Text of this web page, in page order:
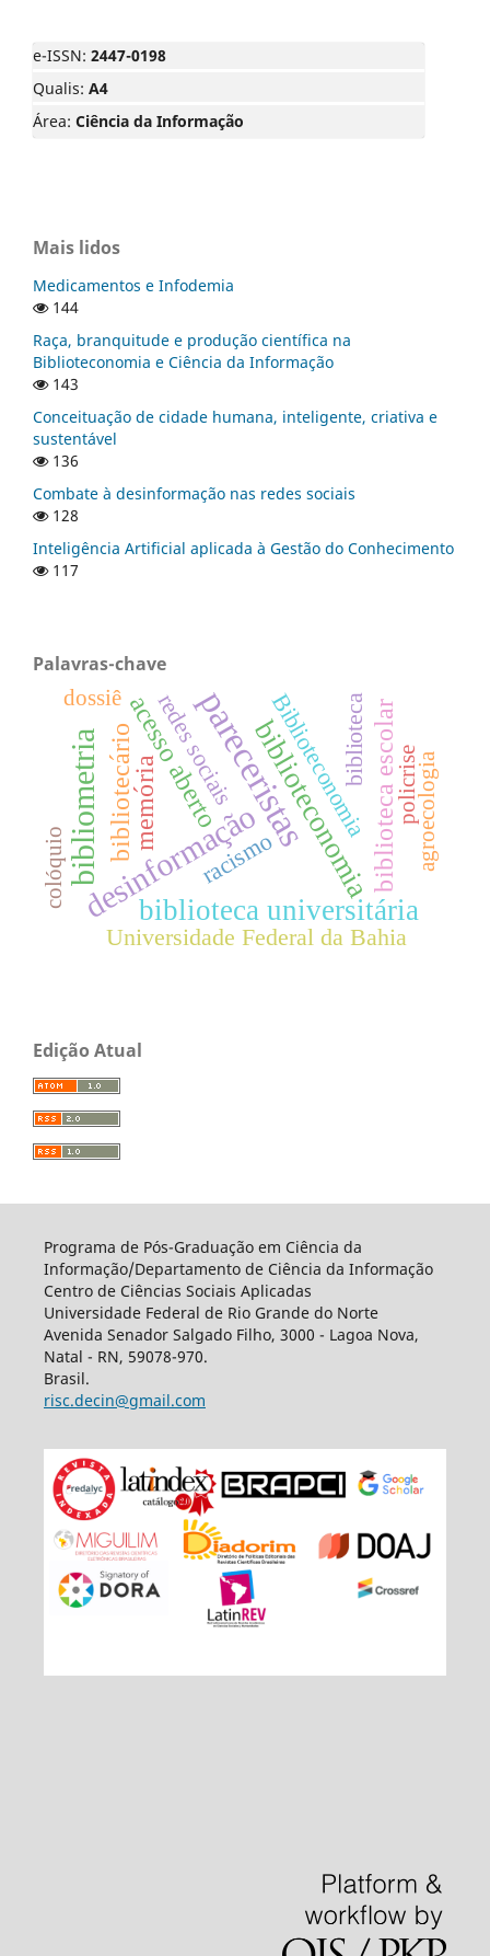
e-ISSN: 2447-0198
Qualis: A4
Área: Ciência da Informação
Mais lidos
Medicamentos e Infodemia
144
Raça, branquitude e produção científica na
Biblioteconomia e Ciência da Informação
143
Conceituação de cidade humana, inteligente, criativa e
sustentável
136
Combate à desinformação nas redes sociais
128
Inteligência Artificial aplicada à Gestão do Conhecimento
117
Palavras-chave
pareceristas
desinformação
bibliometria
biblioteca universitária
biblioteconomiabiblioteca escolar
acesso aberto
bibliotecáriomemória Biblioteconomia
racismo
biblioteca
Universidade Federal da Bahia
redes sociais
dossiê
policrise
colóquio agroecologia
Edição Atual
Programa de Pós-Graduação em Ciência da
Informação/Departamento de Ciência da Informação
Centro de Ciências Sociais Aplicadas
Universidade Federal de Rio Grande do Norte
Avenida Senador Salgado Filho, 3000 - Lagoa Nova,
Natal - RN, 59078-970.
Brasil.
risc.decin@gmail.com